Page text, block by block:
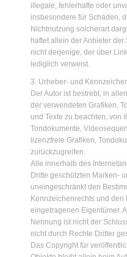
illegale, fehlerhafte oder
insbesondere für Schäden,
Nichtnutzung solcherart
haftet allein der Anbieter
nicht derjenige, der über
lediglich verweist.
3. Urheber- und
Der Autor ist bestrebt, in
der verwendeten Grafiken,
und Texte zu beachten, von
Tondokumente,
lizenzfreie Grafiken,
zurückzugreifen.
Alle innerhalb des
Dritte geschützten Marken-
uneingeschränkt den
Kennzeichenrechts und
eingetragenen Eigentümer.
Nennung ist nicht der
nicht durch Rechte Dritter
Das Copyright für